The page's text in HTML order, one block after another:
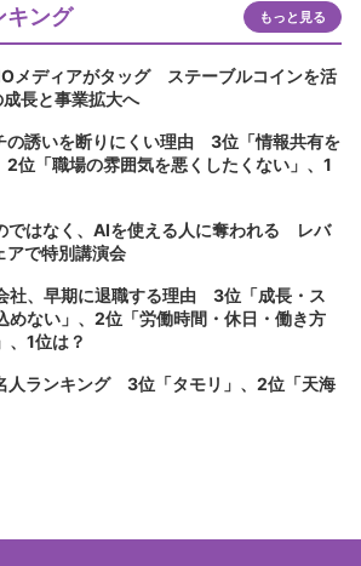
キング もっと見る
メディアがタッグ ステーブルコインを活
長と事業拡大へ
の誘いを断りにくい理由 3位「情報共有を
2位「職場の雰囲気を悪くしたくない」、1
ではなく、AIを使える人に奪われる レバ
アで特別講演会
社、早期に退職する理由 3位「成長・ス
めない」、2位「労働時間・休日・働き方
、1位は？
人ランキング 3位「タモリ」、2位「天海